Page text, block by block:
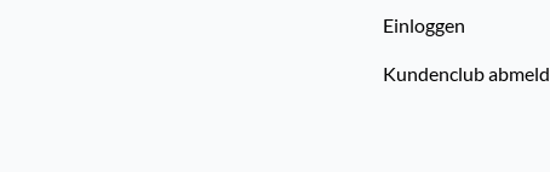
Einloggen
Kundenclub